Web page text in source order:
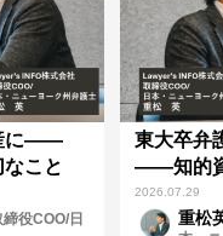
に——
なこと
役COO/日
東大卒弁
——知的
2026.07.29
重松